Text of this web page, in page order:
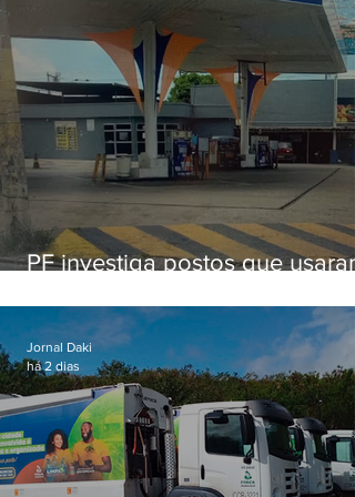
PF investiga postos que usaram
secretário morto em 2020
Jornal Daki
há 2 dias